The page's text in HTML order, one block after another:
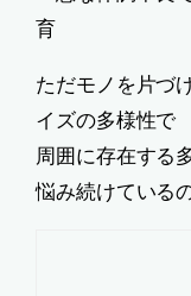
育
ただモノを片づ
イズの多様性で
周囲に存在する
悩み続けている